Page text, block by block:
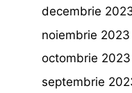
decembrie
noiembrie 2023
octombrie 2023
septembrie